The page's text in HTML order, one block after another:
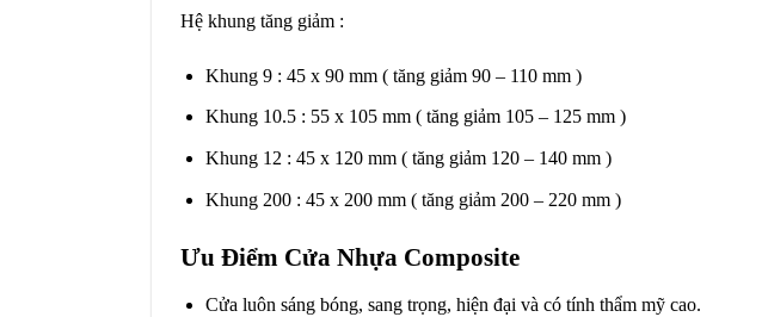
Hệ khung tăng giảm :
Khung 9 : 45 x 90 mm ( tăng giảm 90 – 110 mm )
Khung 10.5 : 55 x 105 mm ( tăng giảm 105 – 125 mm )
Khung 12 : 45 x 120 mm ( tăng giảm 120 – 140 mm )
Khung 200 : 45 x 200 mm ( tăng giảm 200 – 220 mm )
Ưu Điểm Cửa Nhựa Composite
Cửa luôn sáng bóng, sang trọng, hiện đại và có tính thẩm mỹ cao.